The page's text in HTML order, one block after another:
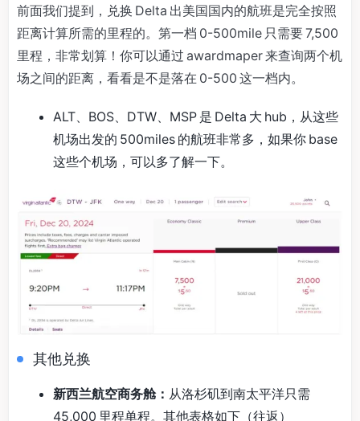
前面我们提到，兑换 Delta 出美国国内的航班是完全按照
距离计算所需的里程的。第一档 0-500mile 只需要 7,500
里程，非常划算！你可以通过 awardmaper 来查询两个机
场之间的距离，看看是不是落在 0-500 这一档内。
ALT、BOS、DTW、MSP 是 Delta 大 hub，从这些
机场出发的 500miles 的航班非常多，如果你 base
这些个机场，可以多了解一下。
其他兑换
新西兰航空商务舱： 从洛杉矶到南太平洋只需
45,000 里程单程。其他表格如下（往返）